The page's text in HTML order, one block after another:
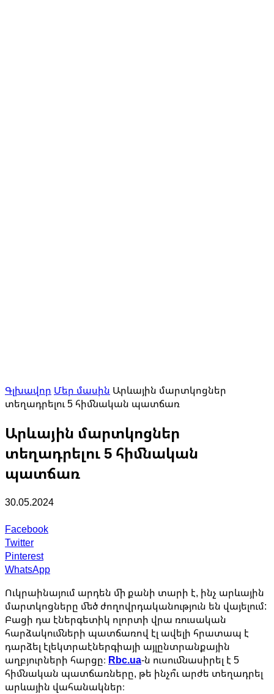
Գլխավոր Մեր մասին Արևային մարտկոցներ
տեղադրելու 5 հիմնական պատճառ
Արևային մարտկոցներ
տեղադրելու 5 հիմնական
պատճառ
30.05.2024
Facebook
Twitter
Pinterest
WhatsApp
Ուկրաինայում արդեն մի քանի տարի է, ինչ արևային
մարտկոցները մեծ ժողովրդականություն են վայելում:
Բացի դա էներգետիկ ոլորտի վրա ռուսական
հարձակումների պատճառով էլ ավելի հրատապ է
դարձել էլեկտրաէներգիայի այլընտրանքային
աղբյուրների հարցը։ Rbc.ua-ն ուսումնասիրել է 5
հիմնական պատճառները, թե ինչո՞ւ արժե տեղադրել
արևային վահանակներ։